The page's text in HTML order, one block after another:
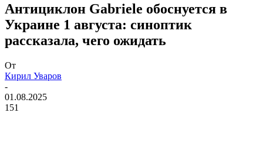
​Антициклон Gabriele обоснуется в
Украине 1 августа: синоптик
рассказала, чего ожидать
От
Кирил Уваров
-
01.08.2025
151